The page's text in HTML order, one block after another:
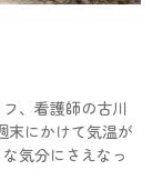
、看護師の古川
にかけて気温が
気分にさえなっ